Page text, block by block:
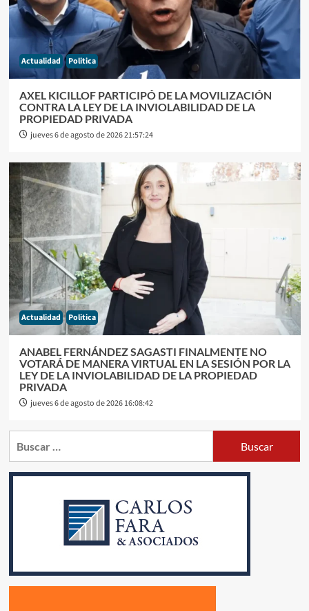
Actualidad Politica
AXEL KICILLOF PARTICIPÓ DE LA MOVILIZACIÓN
CONTRA LA LEY DE LA INVIOLABILIDAD DE LA
PROPIEDAD PRIVADA
jueves 6 de agosto de 2026 21:57:24
Actualidad Politica
ANABEL FERNÁNDEZ SAGASTI FINALMENTE NO
VOTARÁ DE MANERA VIRTUAL EN LA SESIÓN POR LA
LEY DE LA INVIOLABILIDAD DE LA PROPIEDAD
PRIVADA
jueves 6 de agosto de 2026 16:08:42